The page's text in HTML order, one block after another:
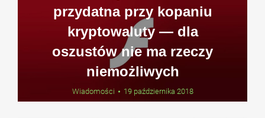
przydatna przy kopaniu
kryptowaluty — dla
oszustów nie ma rzeczy
niemożliwych
Wiadomości 19 października 2018